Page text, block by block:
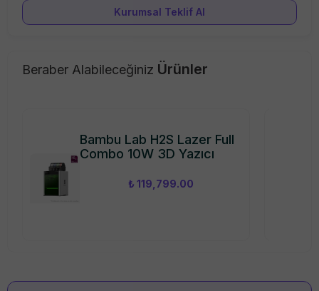
Kurumsal Teklif Al
Beraber Alabileceğiniz Ürünler
Bambu Lab H2S Lazer Full
Combo 10W 3D Yazıcı
₺ 119,799.00